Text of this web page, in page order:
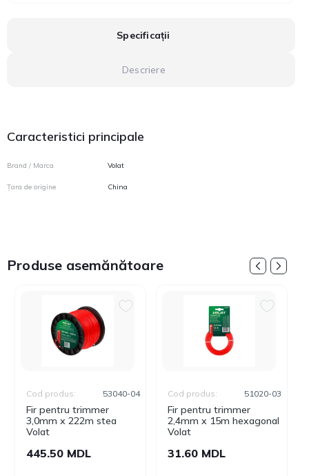
Specificații
Descriere
Caracteristici principale
Brand / Marca Volat
Țara de origine China
Produse asemănătoare
Fir pentru trimmer
3,0mm х 222m stea
Volat
Cod produs: 53040-04
445.50 MDL
Fir pentru trimmer
2,4mm х 15m hexagonal
Volat
Cod produs: 51020-03
31.60 MDL